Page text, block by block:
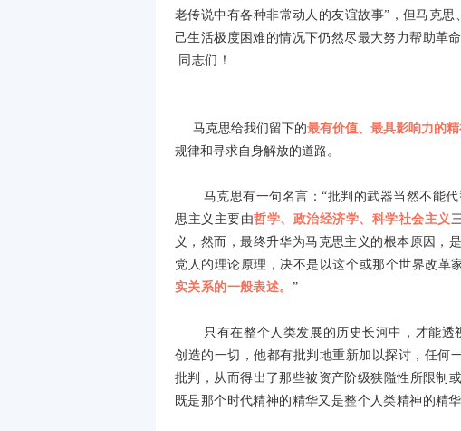
老传说中有各种非常动人的友谊故事”，但马克
己生活极度困难的情况下仍然尽最大努力帮助革
同志们！
马克思给我们留下的最有价值、最具影响力的精
规律和寻求自身解放的道路。
马克思有一句名言：“批判的武器当然不能
思主义主要由哲学、政治经济学、科学社会主义
义，然而，最终升华为马克思主义的根本原因，
党人的理论原理，决不是以这个或那个世界改革
实关系的一般表述。 ”
只有在整个人类发展的历史长河中，才能
创造的一切，他都有批判地重新加以探讨，任何
批判，从而得出了那些被资产阶级狭隘性所限制
既是那个时代精神的精华又是整个人类精神的精华